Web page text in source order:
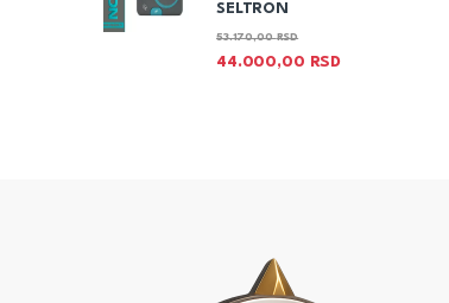
SELTRON
44.000,00 RSD
53.170,00RSD